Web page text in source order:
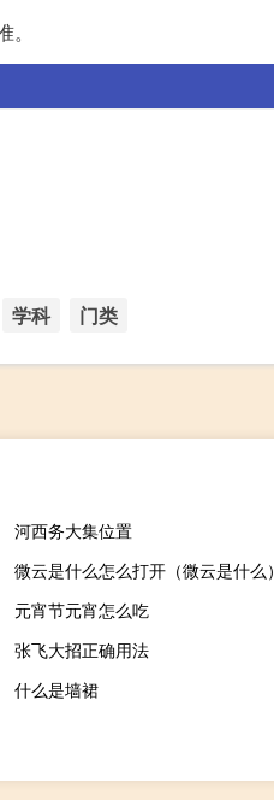
学科 门类
河西务大集位置
微云是什么怎么打开（微云是什么）
元宵节元宵怎么吃
张飞大招正确用法
什么是墙裙